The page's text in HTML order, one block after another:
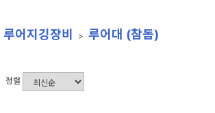
루어지깅장비 루어대 (참돔)
정렬